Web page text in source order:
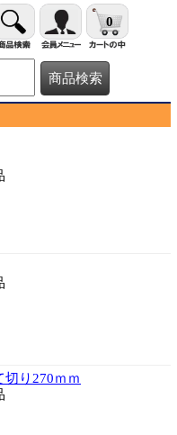
0
り270ｍｍ